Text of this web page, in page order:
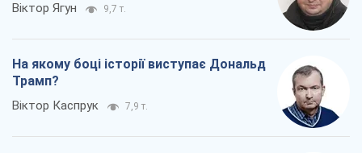
Віктор Ягун 9,7 т.
На якому боці історії виступає Дональд
Трамп?
Віктор Каспрук 7,9 т.